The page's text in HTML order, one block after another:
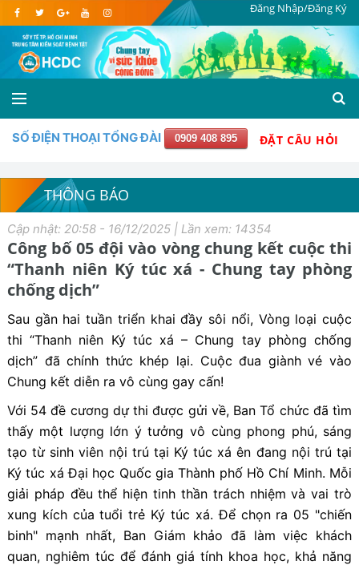
Đăng Nhập/Đăng Ký
SỐ ĐIỆN THOẠI TỔNG ĐÀI 0909 408 895 ĐẶT CÂU HỎI
THÔNG BÁO
Cập nhật: 20:58 - 16/12/2025 | Lần xem: 14354
Công bố 05 đội vào vòng chung kết cuộc thi
“Thanh niên Ký túc xá - Chung tay phòng
chống dịch”
Sau gần hai tuần triển khai đầy sôi nổi, Vòng loại cuộc
thi “Thanh niên Ký túc xá – Chung tay phòng chống
dịch” đã chính thức khép lại. Cuộc đua giành vé vào
Chung kết diễn ra vô cùng gay cấn!
Với 54 đề cương dự thi được gửi về, Ban Tổ chức đã tìm
thấy một lượng lớn ý tưởng vô cùng phong phú, sáng
tạo từ sinh viên nội trú tại Ký túc xá ên đang nội trú tại
Ký túc xá Đại học Quốc gia Thành phố Hồ Chí Minh. Mỗi
giải pháp đều thể hiện tinh thần trách nhiệm và vai trò
xung kích của tuổi trẻ Ký túc xá. Để chọn ra 05 "chiến
binh" mạnh nhất, Ban Giám khảo đã làm việc khách
quan, nghiêm túc để đánh giá tính khoa học, khả năng